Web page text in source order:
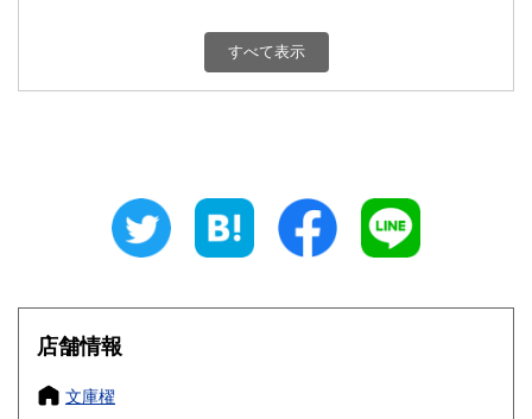
600円 富山県
600円 三重県
大阪府
奈良県
すべて表示
店舗情報
文庫櫂